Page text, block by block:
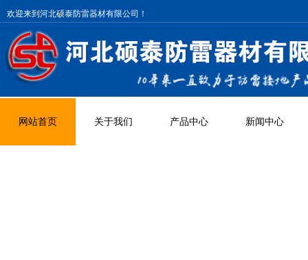
欢迎来到河北硕泰防雷器材有限公司！
网站首页 关于我们 产品中心 新闻中心